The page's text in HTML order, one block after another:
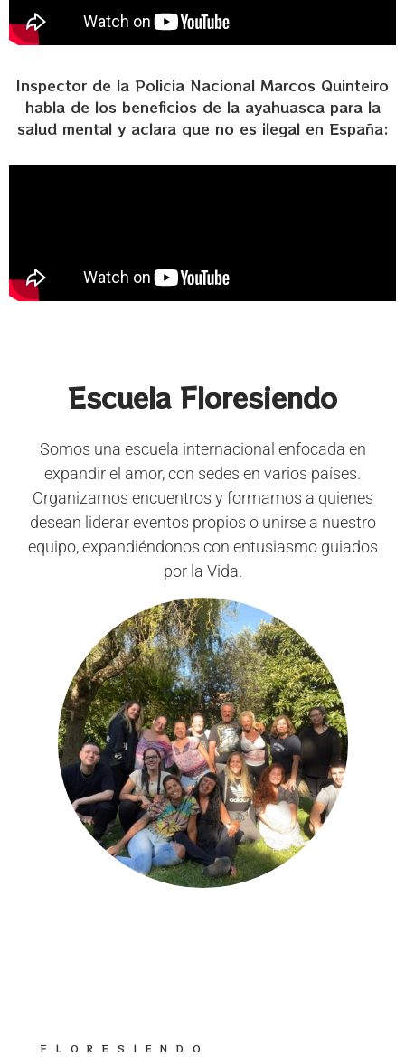
Inspector de la Policia Nacional Marcos Quinteiro
habla de los beneficios de la ayahuasca para la
salud mental y aclara que no es ilegal en España:
Escuela Floresiendo
Somos una escuela internacional enfocada en
expandir el amor, con sedes en varios países.
Organizamos encuentros y formamos a quienes
desean liderar eventos propios o unirse a nuestro
equipo, expandiéndonos con entusiasmo guiados
por la Vida.
FLORESIENDO